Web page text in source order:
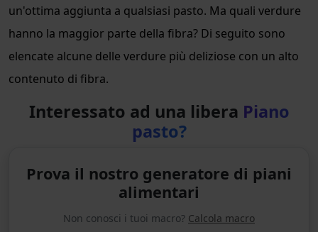
un'ottima aggiunta a qualsiasi pasto. Ma quali verdure
hanno la maggior parte della fibra? Di seguito sono
elencate alcune delle verdure più deliziose con un alto
contenuto di fibra.
Interessato ad una libera Piano
pasto?
Prova il nostro generatore di piani
alimentari
Non conosci i tuoi macro? Calcola macro